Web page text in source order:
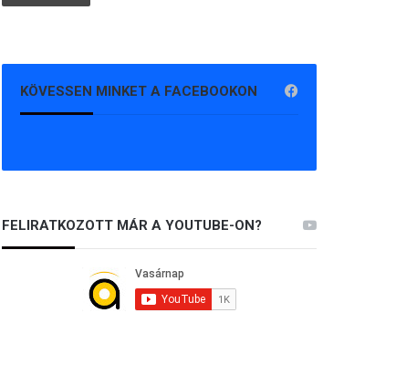
KÖVESSEN MINKET A FACEBOOKON
FELIRATKOZOTT MÁR A YOUTUBE-ON?